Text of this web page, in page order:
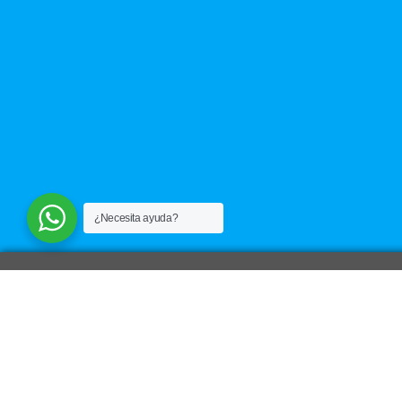
¿Necesita ayuda?